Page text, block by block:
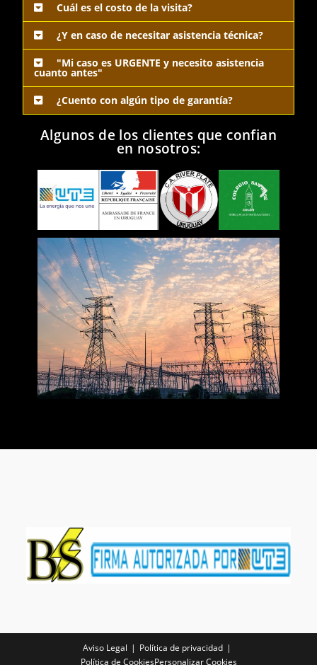
Cuál es el costo de la visita?
¿Y en caso de necesitar asistencia técnica?
"Mi caso es URGENTE y necesito asistencia
cuanto antes"
¿Cuento con algún tipo de garantía?
Algunos de los clientes que confian
en nosotros:
Aviso Legal
Política de privacidad
Política de CookiesPersonalizar Cookies